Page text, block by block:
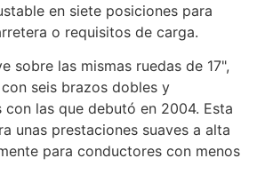
en siete posiciones para
o requisitos de carga.
sobre las mismas ruedas de 17",
seis brazos dobles y
con las que debutó en 2004. Esta
unas prestaciones suaves a alta
para conductores con menos